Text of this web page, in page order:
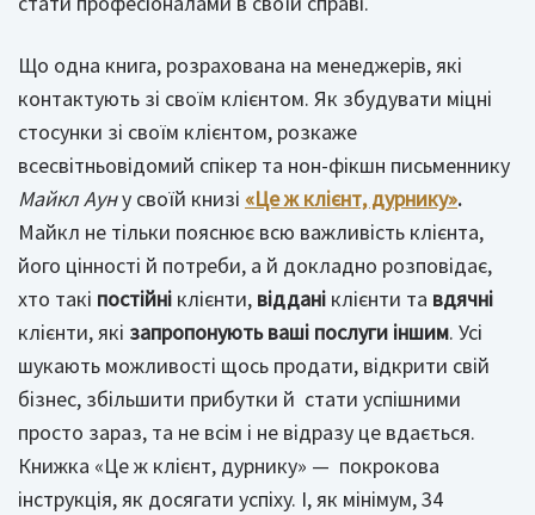
Що одна книга, розрахована на менеджерів, які
контактують зі своїм клієнтом. Як збудувати міцні
стосунки зі своїм клієнтом, розкаже
всесвітньовідомий спікер та нон-фікшн письменнику
Майкл Ауну своїй книзі «Це ж клієнт, дурнику».
Майкл не тільки пояснює всю важливість клієнта,
його цінності й потреби, а й докладно розповідає,
хто такі постійні клієнти, віддані клієнти та вдячні
клієнти, які запропонують ваші послуги іншим. Усі
шукають можливості щось продати, відкрити свій
бізнес, збільшити прибутки й стати успішними
просто зараз, та не всім і не відразу це вдається.
Книжка «Це ж клієнт, дурнику» — покрокова
інструкція, як досягати успіху. І, як мінімум, 34